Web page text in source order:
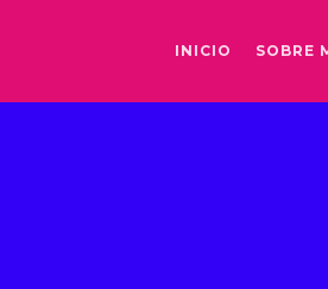
INICIO SOBRE